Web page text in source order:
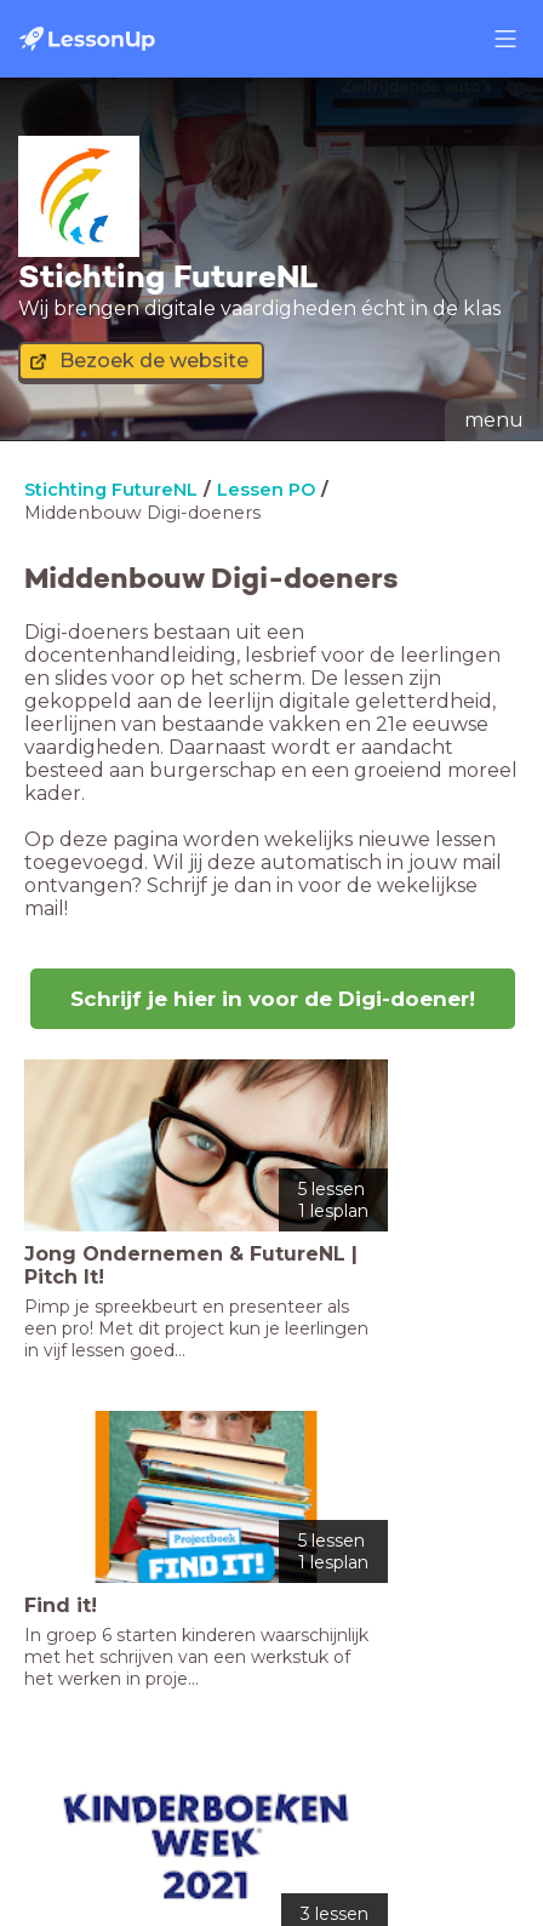
Stichting FutureNL
Wij brengen digitale vaardigheden écht in de klas
Bezoek de website
menu
Stichting FutureNL
Lessen PO
Middenbouw Digi-doeners
Middenbouw Digi-doeners
Digi-doeners bestaan uit een
docentenhandleiding, lesbrief voor de leerlingen
en slides voor op het scherm. De lessen zijn
gekoppeld aan de leerlijn digitale geletterdheid,
leerlijnen van bestaande vakken en 21e eeuwse
vaardigheden. Daarnaast wordt er aandacht
besteed aan burgerschap en een groeiend moreel
kader.
Op deze pagina worden wekelijks nieuwe lessen
toegevoegd. Wil jij deze automatisch in jouw mail
ontvangen? Schrijf je dan in voor de wekelijkse
mail!
Schrijf je hier in voor de Digi-doener!
5 lessen
1 lesplan
Jong Ondernemen & FutureNL |
Pitch It!
Pimp je spreekbeurt en presenteer als
een pro! Met dit project kun je leerlingen
in vijf lessen goed...
5 lessen
1 lesplan
Find it!
In groep 6 starten kinderen waarschijnlijk
met het schrijven van een werkstuk of
het werken in proje...
3 lessen